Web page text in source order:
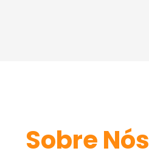
Sobre Nós